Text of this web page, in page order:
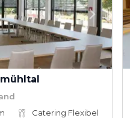
Catering Flexibel